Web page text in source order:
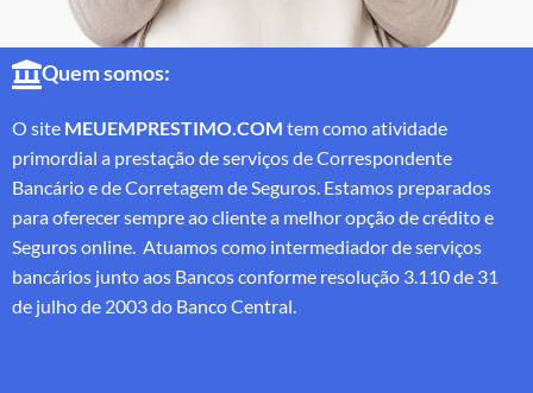
Quem somos:
O site MEUEMPRESTIMO.COM tem como atividade
primordial a prestação de serviços de Correspondente
Bancário e de Corretagem de Seguros. Estamos preparados
para oferecer sempre ao cliente a melhor opção de crédito e
Seguros online. Atuamos como intermediador de serviços
bancários junto aos Bancos conforme resolução 3.110 de 31
de julho de 2003 do Banco Central.